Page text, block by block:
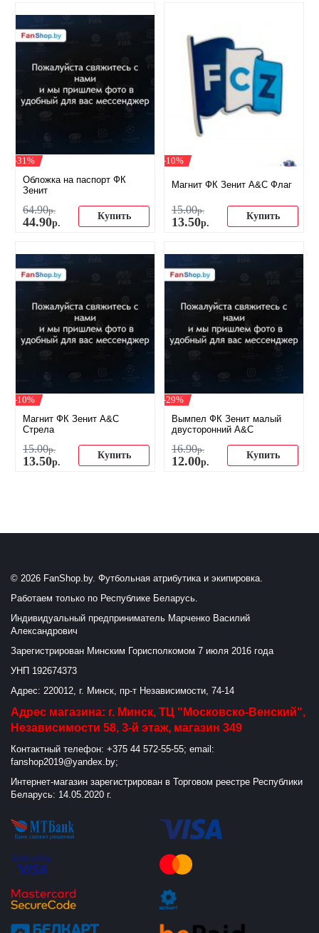
-31%
Обложка на паспорт ФК
Зенит
64.90р.
44.90р.
Купить
-10%
Магнит ФК Зенит A&C Флаг
15.00р.
13.50р.
Купить
-10%
Магнит ФК Зенит A&C
Стрела
15.00р.
13.50р.
Купить
-29%
Вымпел ФК Зенит малый
двусторонний A&C
16.90р.
12.00р.
Купить
© 2026 FanShop.by. Футбольная атрибутика и экипировка.
Работаем только по Республике Беларусь.
Индивидуальный предприниматель Марченко Василий
Александрович
Зарегистрирован Минским Горисполкомом 7 июля 2016 года
УНП 192674373
Адрес: 220012, г. Минск, пр-т Независимости, 74-14
Адрес магазина: г. Минск, ТЦ "Московско-Венский",
Независимости 58, 3-й этаж, магазин 349
Контактный телефон: +375 44 572-55-55; email:
fanshop2019@yandex.by;
Интернет-магазин зарегистрирован в Торговом реестре Республики
Беларусь: 14.05.2020 г.